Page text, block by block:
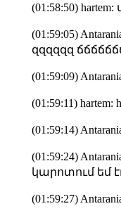
(01:58:50)
(01:59:05)
զզզզզզ
(01:59:09)
(01:59:11) hartem:
(01:59:14)
(01:59:24)
կարոտում եմ
(01:59:27)